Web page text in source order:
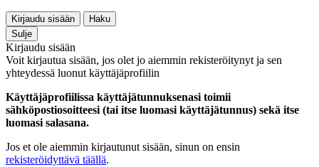
Kirjaudu sisään
Haku
Sulje
Kirjaudu sisään
Voit kirjautua sisään, jos olet jo aiemmin rekisteröitynyt ja sen
yhteydessä luonut käyttäjäprofiilin
Käyttäjäprofiilissa käyttäjätunnuksenasi toimii
sähköpostiosoitteesi (tai itse luomasi käyttäjätunnus) sekä itse
luomasi salasana.
Jos et ole aiemmin kirjautunut sisään, sinun on ensin
rekisteröidyttävä täällä.